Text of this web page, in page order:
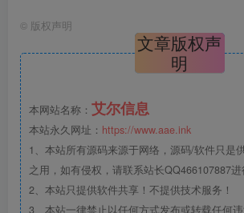
© 版权声明
文章版权声
明
本网站名称： 艾尔信息
本站永久网址： https://www.aae.ink
1、本站所有源码来源于网络，源码/软件只是
之用，如有侵权，请联系站长QQ466107887进
2、本站只提供软件共享！不提供技术服务！
3、本站一律禁止以任何方式发布或转载任何